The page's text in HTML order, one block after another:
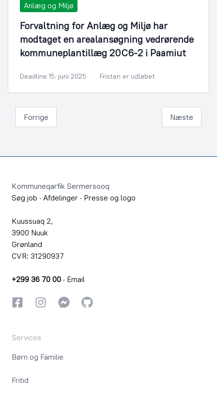
Anlæg og Miljø
Forvaltning for Anlæg og Miljø har
modtaget en arealansøgning vedrørende
kommuneplantillæg 20C6-2 i Paamiut
Deadline 15. juni 2025 Fristen er udløbet
Forrige Næste
Kommuneqarfik Sermersooq
Søg job · Afdelinger · Presse og logo
Kuussuaq 2,
3900 Nuuk
Grønland
CVR: 31290937
+299 36 70 00 · Email
FacebookInstagramInstagram
GitHub
Services
Børn og Familie
Fritid